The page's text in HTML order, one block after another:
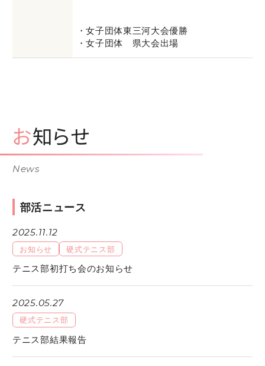
・女子団体東三河大会優勝
・女子団体 県大会出場
お知らせ
News
部活ニュース
2025.11.12
お知らせ 硬式テニス部
テニス部初打ち会のお知らせ
2025.05.27
硬式テニス部
テニス部結果報告